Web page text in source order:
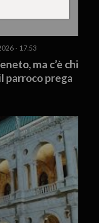
- 17.53
ma c’è chi
parroco prega